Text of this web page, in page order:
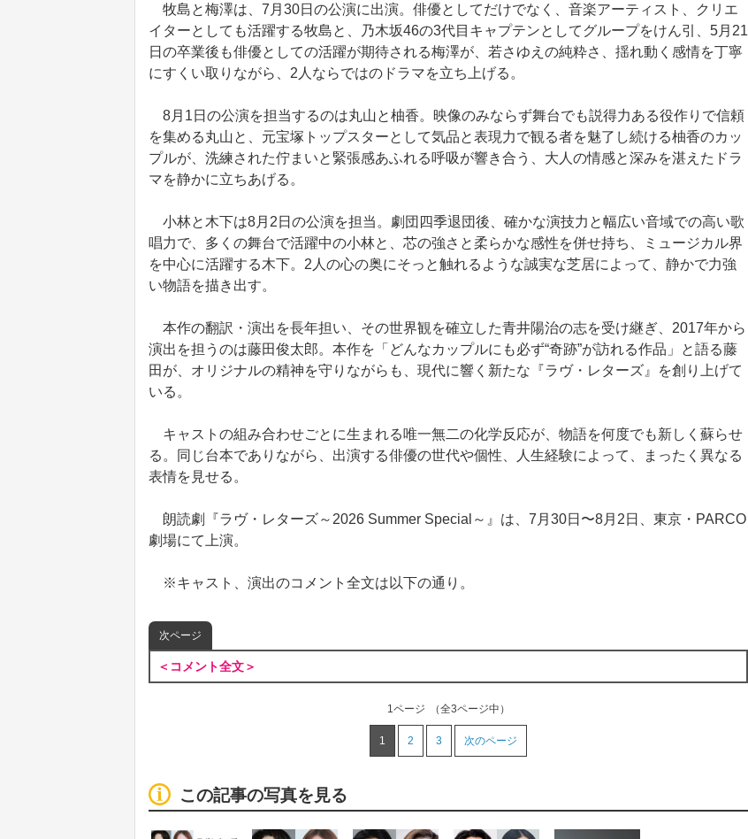
牧島と梅澤は、7月30日の公演に出演。俳優としてだけでなく、音楽アーティスト、クリエ
イターとしても活躍する牧島と、乃木坂46の3代目キャプテンとしてグループをけん引、5月21
日の卒業後も俳優としての活躍が期待される梅澤が、若さゆえの純粋さ、揺れ動く感情を丁寧
にすくい取りながら、2人ならではのドラマを立ち上げる。
8月1日の公演を担当するのは丸山と柚香。映像のみならず舞台でも説得力ある役作りで信頼
を集める丸山と、元宝塚トップスターとして気品と表現力で観る者を魅了し続ける柚香のカッ
プルが、洗練された佇まいと緊張感あふれる呼吸が響き合う、大人の情感と深みを湛えたドラ
マを静かに立ちあげる。
小林と木下は8月2日の公演を担当。劇団四季退団後、確かな演技力と幅広い音域での高い歌
唱力で、多くの舞台で活躍中の小林と、芯の強さと柔らかな感性を併せ持ち、ミュージカル界
を中心に活躍する木下。2人の心の奥にそっと触れるような誠実な芝居によって、静かで力強
い物語を描き出す。
本作の翻訳・演出を長年担い、その世界観を確立した青井陽治の志を受け継ぎ、2017年から
演出を担うのは藤田俊太郎。本作を「どんなカップルにも必ず“奇跡”が訪れる作品」と語る藤
田が、オリジナルの精神を守りながらも、現代に響く新たな『ラヴ・レターズ』を創り上げて
いる。
キャストの組み合わせごとに生まれる唯一無二の化学反応が、物語を何度でも新しく蘇らせ
る。同じ台本でありながら、出演する俳優の世代や個性、人生経験によって、まったく異なる
表情を見せる。
朗読劇『ラヴ・レターズ～2026 Summer Special～』は、7月30日〜8月2日、東京・PARCO
劇場にて上演。
※キャスト、演出のコメント全文は以下の通り。
次ページ
＜コメント全文＞
1ページ （全3ページ中）
1 2 3 次のページ
この記事の写真を見る